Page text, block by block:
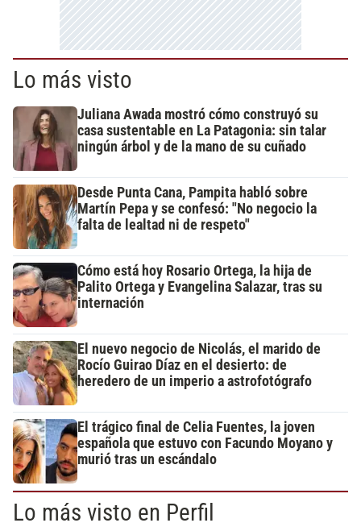
Lo más visto
Juliana Awada mostró cómo construyó su
casa sustentable en La Patagonia: sin talar
ningún árbol y de la mano de su cuñado
Desde Punta Cana, Pampita habló sobre
Martín Pepa y se confesó: "No negocio la
falta de lealtad ni de respeto"
Cómo está hoy Rosario Ortega, la hija de
Palito Ortega y Evangelina Salazar, tras su
internación
El nuevo negocio de Nicolás, el marido de
Rocío Guirao Díaz en el desierto: de
heredero de un imperio a astrofotógrafo
El trágico final de Celia Fuentes, la joven
española que estuvo con Facundo Moyano y
murió tras un escándalo
Lo más visto en Perfil